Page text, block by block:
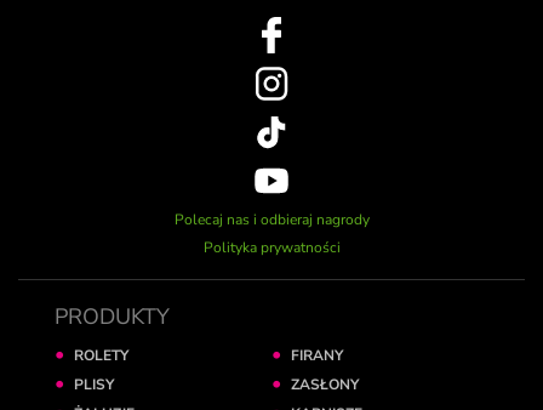
Polecaj nas i odbieraj nagrody
Polityka prywatności
PRODUKTY
ROLETY
PLISY
FIRANY
ZASŁONY